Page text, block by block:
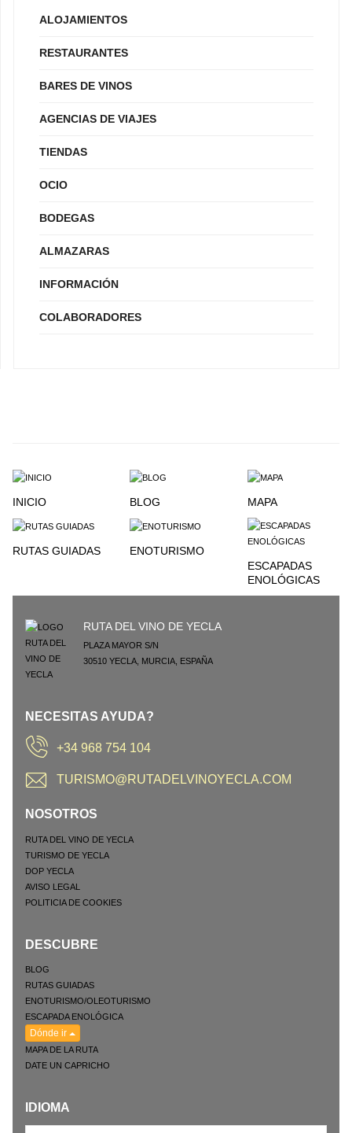
ALOJAMIENTOS
RESTAURANTES
BARES DE VINOS
AGENCIAS DE VIAJES
TIENDAS
OCIO
BODEGAS
ALMAZARAS
INFORMACIÓN
COLABORADORES
INICIO BLOG MAPA
RUTAS GUIADAS
ENOTURISMO
ESCAPADAS
ENOLÓGICAS
RUTA DEL VINO DE YECLA
PLAZA MAYOR S/N
30510 YECLA MURCIA ESPAÑA
NECESITAS AYUDA?
+34 968 754 104
TURISMO@RUTADELVINOYECLA.COM
NOSOTROS
RUTA DEL VINO DE YECLA
TURISMO DE YECLA
DOP YECLA
AVISO LEGAL
POLITICIA DE COOKIES
DESCUBRE
BLOG
RUTAS GUIADAS
ENOTURISMO/OLEOTURISMO
ESCAPADA ENOLÓGICA
Dónde ir
MAPA DE LA RUTA
DATE UN CAPRICHO
IDIOMA